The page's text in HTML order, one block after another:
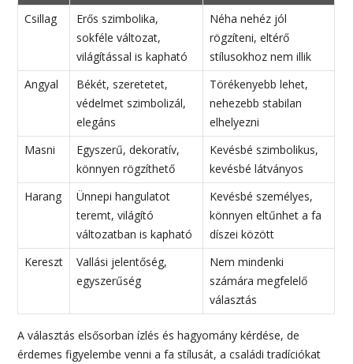
Csillag
Erős szimbolika,
sokféle változat,
világítással is kapható
Néha nehéz jól
rögzíteni, eltérő
stílusokhoz nem illik
Angyal
Békét, szeretetet,
védelmet szimbolizál,
elegáns
Törékenyebb lehet,
nehezebb stabilan
elhelyezni
Masni
Egyszerű, dekoratív,
könnyen rögzíthető
Kevésbé szimbolikus,
kevésbé látványos
Harang
Ünnepi hangulatot
teremt, világító
változatban is kapható
Kevésbé személyes,
könnyen eltűnhet a fa
díszei között
Kereszt
Vallási jelentőség,
egyszerűség
Nem mindenki
számára megfelelő
választás
A választás elsősorban ízlés és hagyomány kérdése, de
érdemes figyelembe venni a fa stílusát, a családi tradíciókat